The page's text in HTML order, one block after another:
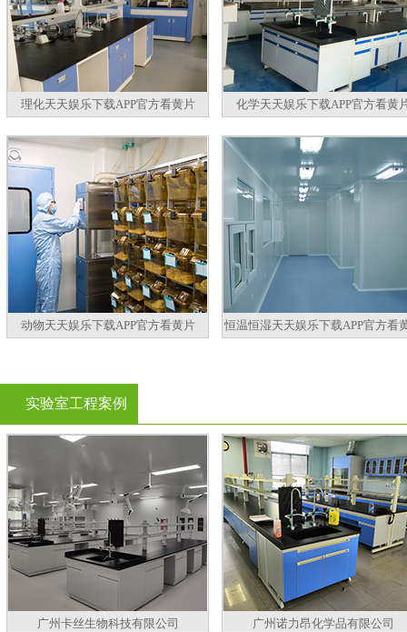
理化天天娱乐下载APP官方看黄片 化学天天娱乐下载APP官方看黄
动物天天娱乐下载APP官方看黄片 恒温恒湿天天娱乐下载APP官方看
实验室工程案例
广州卡丝生物科技有限公司 广州诺力昂化学品有限公司